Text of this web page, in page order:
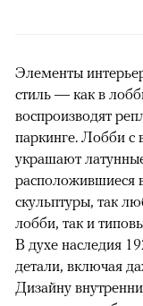
Элементы
стиль — как в
воспроизводят
паркинге. Лобби
украшают
расположившиеся
скульптуры, так
лобби, так и
В духе наследия
детали, включая
Дизайну